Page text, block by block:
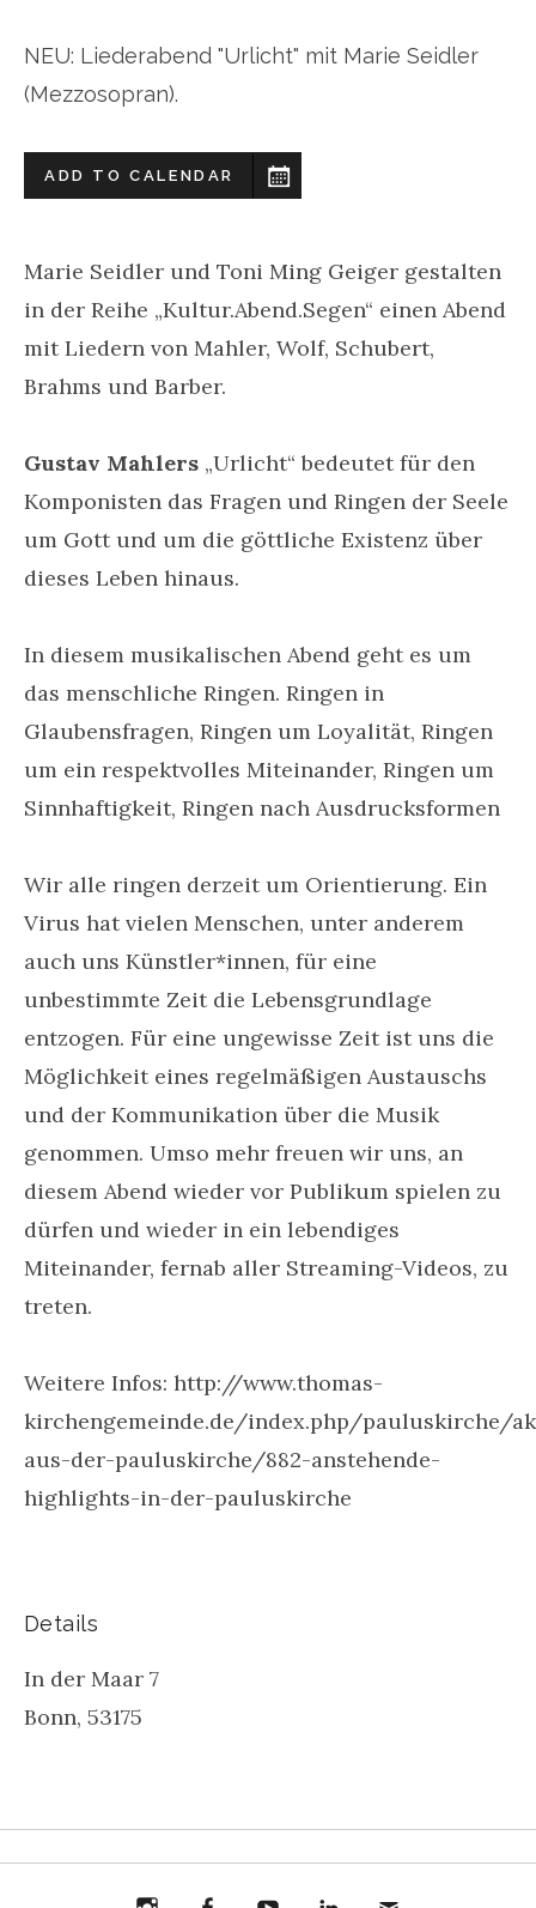
NEU: Liederabend "Urlicht" mit Marie Seidler
(Mezzosopran).
ADD TO CALENDAR
Marie Seidler und Toni Ming Geiger gestalten
in der Reihe „Kultur.Abend.Segen“ einen Abend
mit Liedern von Mahler, Wolf, Schubert,
Brahms und Barber.
Gustav Mahlers „Urlicht“ bedeutet für den
Komponisten das Fragen und Ringen der Seele
um Gott und um die göttliche Existenz über
dieses Leben hinaus.
In diesem musikalischen Abend geht es um
das menschliche Ringen. Ringen in
Glaubensfragen, Ringen um Loyalität, Ringen
um ein respektvolles Miteinander, Ringen um
Sinnhaftigkeit, Ringen nach Ausdrucksformen
Wir alle ringen derzeit um Orientierung. Ein
Virus hat vielen Menschen, unter anderem
auch uns Künstler*innen, für eine
unbestimmte Zeit die Lebensgrundlage
entzogen. Für eine ungewisse Zeit ist uns die
Möglichkeit eines regelmäßigen Austauschs
und der Kommunikation über die Musik
genommen. Umso mehr freuen wir uns, an
diesem Abend wieder vor Publikum spielen zu
dürfen und wieder in ein lebendiges
Miteinander, fernab aller Streaming-Videos, zu
treten.
Weitere Infos: http://www.thomas-
kirchengemeinde.de/index.php/pauluskirche/
aus-der-pauluskirche/882-anstehende-
highlights-in-der-pauluskirche
Details
In der Maar 7
Bonn, 53175